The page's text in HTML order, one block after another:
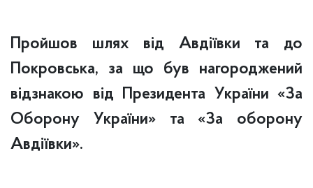
Пройшов шлях від Авдіївки та до
Покровська, за що був нагороджений
відзнакою від Президента України «За
Оборону України» та «За оборону
Авдіївки».